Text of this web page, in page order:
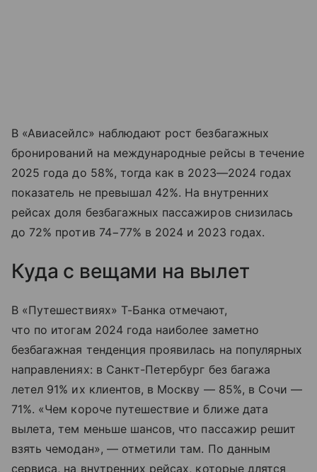
В «Авиасейлс» наблюдают рост безбагажных
бронирований на международные рейсы в течение
2025 года до 58%, тогда как в 2023—2024 годах
показатель не превышал 42%. На внутренних
рейсах доля безбагажных пассажиров снизилась
до 72% против 74−77% в 2024 и 2023 годах.
Куда с вещами на вылет
В «Путешествиях» Т-Банка отмечают,
что по итогам 2024 года наиболее заметно
безбагажная тенденция проявилась на популярных
направлениях: в Санкт-Петербург без багажа
летел 91% их клиентов, в Москву — 85%, в Сочи —
71%. «Чем короче путешествие и ближе дата
вылета, тем меньше шансов, что пассажир решит
взять чемодан», — отметили там. По данным
сервиса, на внутренних рейсах, которые длятся